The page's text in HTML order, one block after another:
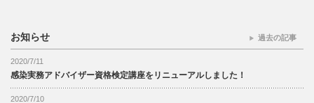
お知らせ
2020/7/11
感染実務アドバイザー資格検定講座をリニューアルしました！
2020/7/10
過去の記事